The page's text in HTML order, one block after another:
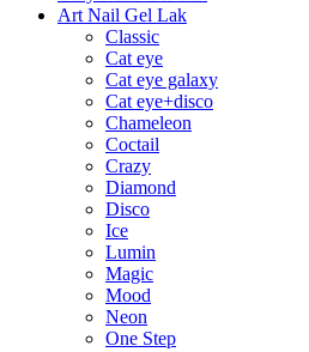
Art Nail Gel Lak
Classic
Cat eye
Cat eye galaxy
Cat eye+disco
Chameleon
Coctail
Crazy
Diamond
Disco
Ice
Lumin
Magic
Mood
Neon
One Step